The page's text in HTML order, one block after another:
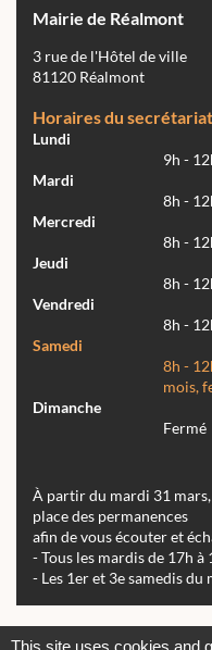
Mairie de Réalmont
3 rue de l'Hôtel de ville
81120 Réalmont
Horaires du secrétariat
Lundi
9h -
Mardi
8h -
Mercredi
8h -
Jeudi
8h -
Vendredi
8h -
Samedi
8h -
mois,
Dimanche
Fermé
À partir du mardi 31
place des permanences
afin de vous écouter et
- Tous les mardis de 17h à
- Les 1er et 3e samedis du
This site uses cookies and